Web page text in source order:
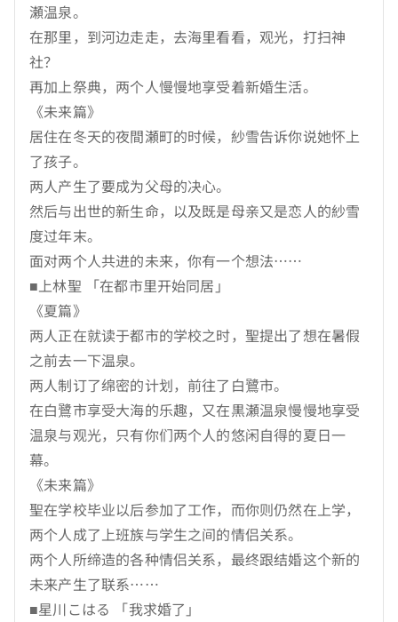
瀬温泉。
在那里，到河边走走，去海里看看，观光，打扫神
社？
再加上祭典，两个人慢慢地享受着新婚生活。
《未来篇》
居住在冬天的夜間瀬町的时候，紗雪告诉你说她怀上
了孩子。
两人产生了要成为父母的决心。
然后与出世的新生命，以及既是母亲又是恋人的紗雪
度过年末。
面对两个人共进的未来，你有一个想法……
■上林聖 「在都市里开始同居」
《夏篇》
两人正在就读于都市的学校之时，聖提出了想在暑假
之前去一下温泉。
两人制订了绵密的计划，前往了白鷺市。
在白鷺市享受大海的乐趣，又在黒瀬温泉慢慢地享受
温泉与观光，只有你们两个人的悠闲自得的夏日一
幕。
《未来篇》
聖在学校毕业以后参加了工作，而你则仍然在上学，
两个人成了上班族与学生之间的情侣关系。
两个人所缔造的各种情侣关系，最终跟结婚这个新的
未来产生了联系……
■星川こはる 「我求婚了」